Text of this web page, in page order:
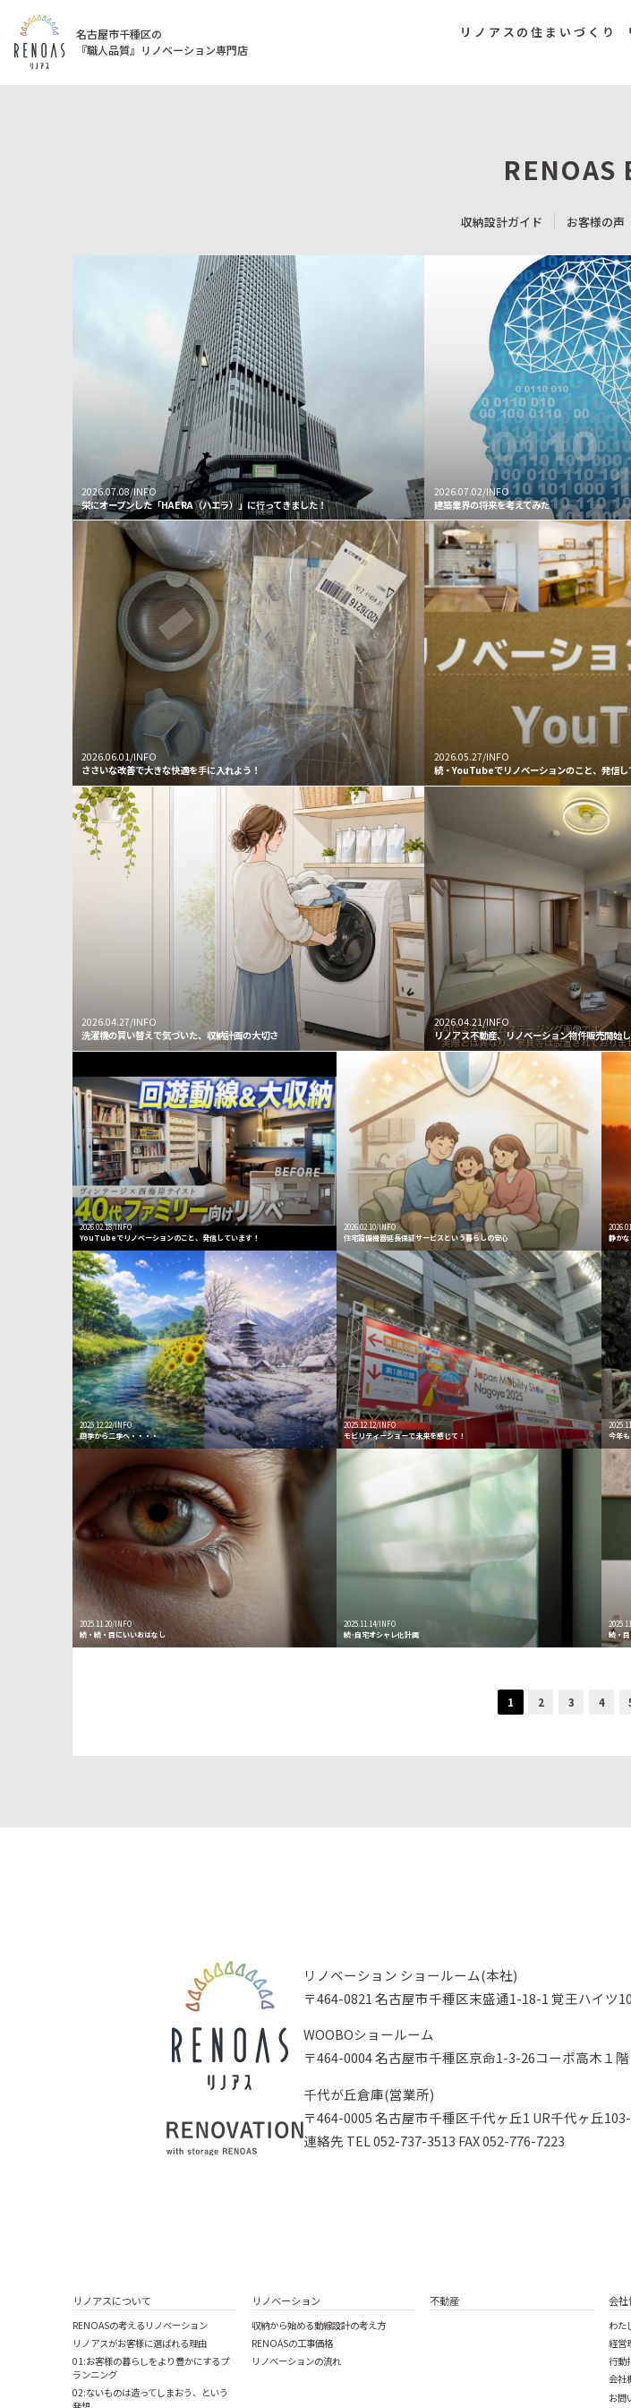
名古屋市千種区の
『職人品質』リノベーション専門店
リノアスの住まいづくり
RENOAS
収納設計ガイド お客様の声
2026.07.08/INFO
栄にオープンした「HAERA（ハエラ）」に行ってきました！
2026.07.02/INFO
建築業界の将来を考えてみた
2026.06.01/INFO
ささいな改善で大きな快適を手に入れよう！
2026.05.27/INFO
続・YouTubeでリノベーションのこと、発信し
2026.04.27/INFO
洗濯機の買い替えで気づいた、収納計画の大切さ
2026.04.21/INFO
リノアス不動産、リノベーション物件販売開始
2026.02.18/INFO
YouTubeでリノベーションのこと、発信しています！
2026.02.10/INFO
住宅設備機器延長保証サービスという暮らしの安心
静か
2025.12.22/INFO
四季から二季へ・・・・
2025.12.12/INFO
モビリティーショーで未来を感じて！
今年も
2025.11.20/INFO
続・続・目にいいおはなし
2025.11.14/INFO
続･自宅オシャレ化計画
続・
1 2 3 4
リノベーション ショールーム(本社)
〒464-0821 名古屋市千種区末盛通1-18-1 覚王ハイツ
WOOBOショールーム
〒464-0004 名古屋市千種区京命1-3-26コーポ高木１階
千代が丘倉庫(営業所)
〒464-0005 名古屋市千種区千代ヶ丘1 UR千代ヶ丘
連絡先 TEL 052-737-3513 FAX 052-776-7223
リノアスについて
RENOASの考えるリノベーション
リノアスがお客様に選ばれる理由
01:お客様の暮らしをより豊かにするプ
ランニング
02:ないものは造ってしまおう、という
リノベーション
収納から始める動線設計の考え方
RENOASの工事価格
リノベーションの流れ
不動産 会社
わた
経営
行動
会社
お問